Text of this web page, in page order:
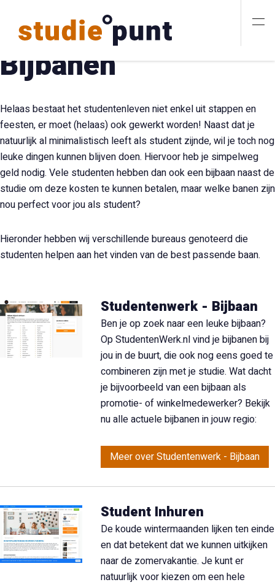
Bijbanen
Helaas bestaat het studentenleven niet enkel uit stappen en
feesten, er moet (helaas) ook gewerkt worden! Naast dat je
natuurlijk al minimalistisch leeft als student zijnde, wil je toch nog
leuke dingen kunnen blijven doen. Hiervoor heb je simpelweg
geld nodig. Vele studenten hebben dan ook een bijbaan naast de
studie om deze kosten te kunnen betalen, maar welke banen zijn
nou perfect voor jou als student?
Hieronder hebben wij verschillende bureaus genoteerd die
studenten helpen aan het vinden van de best passende baan.
Studentenwerk - Bijbaan
Ben je op zoek naar een leuke bijbaan?
Op StudentenWerk.nl vind je bijbanen bij
jou in de buurt, die ook nog eens goed te
combineren zijn met je studie. Wat dacht
je bijvoorbeeld van een bijbaan als
promotie- of winkelmedewerker? Bekijk
nu alle actuele bijbanen in jouw regio:
Meer over Studentenwerk - Bijbaan
Student Inhuren
De koude wintermaanden lijken ten einde
en dat betekent dat we kunnen uitkijken
naar de zomervakantie. Je kunt er
natuurlijk voor kiezen om een hele